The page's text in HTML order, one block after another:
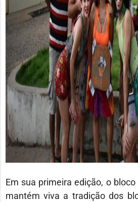
Em sua primeira edição, o
mantém viva a tradição dos